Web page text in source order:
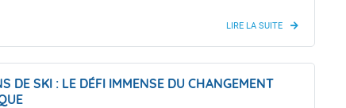
DE SKI : LE DÉFI IMMENSE DU CHANGEMENT